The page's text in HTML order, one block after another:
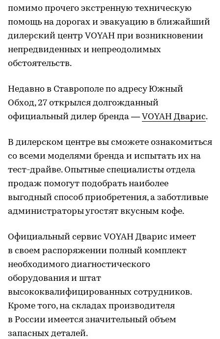
помимо прочего экстренную техническую
помощь на дорогах и эвакуацию в ближайший
дилерский центр VOYAH при возникновении
непредвиденных и непреодолимых
обстоятельств.
Недавно в Ставрополе по адресу Южный
Обход, 27 открылся долгожданный
официальный дилер бренда — VOYAH Дварис.
В дилерском центре вы сможете ознакомиться
со всеми моделями бренда и испытать их на
тест-драйве. Опытные специалисты отдела
продаж помогут подобрать наиболее
выгодный способ приобретения, а заботливые
администраторы угостят вкусным кофе.
Официальный сервис VOYAH Дварис имеет
в своем распоряжении полный комплект
необходимого диагностического
оборудования и штат
высококвалифицированных сотрудников.
Кроме того, на складах производителя
в России имеется значительный объем
запасных деталей.